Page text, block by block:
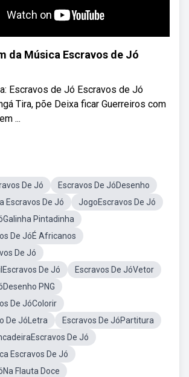
da Música Escravos de Jó
Escravos de Jó Escravos de Jó
Tira, põe Deixa ficar Guerreiros com
...
De Jó
Escravos De JóDesenho
Escravos De Jó
JogoEscravos De Jó
Pintadinha
De JóÉ Africanos
De Jó
De Jó
Escravos De JóVetor
PNG
De JóColorir
De JóLetra
Escravos De JóPartitura
De Jó
Escravos De Jó
Flauta Doce